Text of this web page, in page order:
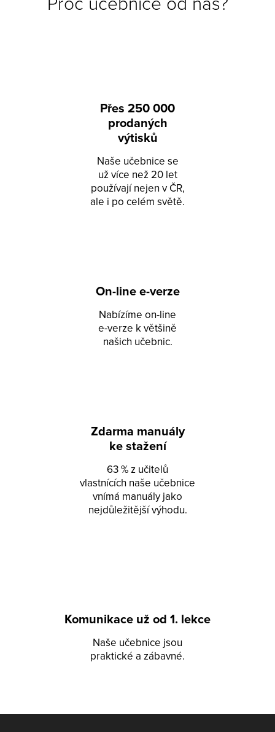
Přes 250 000
prodaných
výtisků
Naše učebnice se
už více než 20 let
používají nejen v ČR,
ale i po celém světě.
On-line e-verze
Nabízíme on-line
e-verze k většině
našich učebnic.
Zdarma manuály
ke stažení
63 % z učitelů
vlastnících naše učebnice
vnímá manuály jako
nejdůležitější výhodu.
Komunikace už od 1. lekce
Naše učebnice jsou
praktické a zábavné.